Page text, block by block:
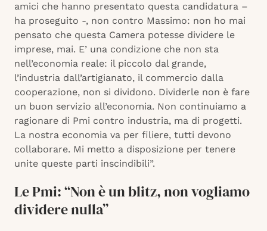
amici che hanno presentato questa candidatura –
ha proseguito -, non contro Massimo: non ho mai
pensato che questa Camera potesse dividere le
imprese, mai. E’ una condizione che non sta
nell’economia reale: il piccolo dal grande,
l’industria dall’artigianato, il commercio dalla
cooperazione, non si dividono. Dividerle non è fare
un buon servizio all’economia. Non continuiamo a
ragionare di Pmi contro industria, ma di progetti.
La nostra economia va per filiere, tutti devono
collaborare. Mi metto a disposizione per tenere
unite queste parti inscindibili”.
Le Pmi: “Non è un blitz, non vogliamo
dividere nulla”